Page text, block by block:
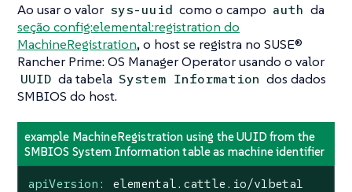
Ao usar o valor sys-uuid como o campo auth da
seção config:elemental:registration do
MachineRegistration, o host se registra no SUSE®
Rancher Prime: OS Manager Operator usando o valor
UUID da tabela System Information dos dados
SMBIOS do host.
example MachineRegistration using the UUID from the
SMBIOS System Information table as machine identifier
apiVersion:
elemental.cattle.io/v1beta1